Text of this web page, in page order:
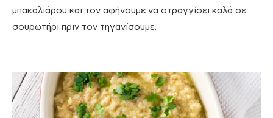
μπακαλιάρου και τον αφήνουμε να στραγγίσει καλά σε
σουρωτήρι πριν τον τηγανίσουμε.